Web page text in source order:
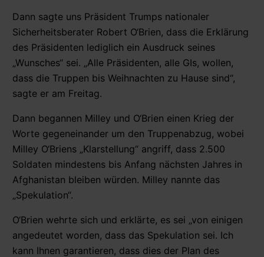
Dann sagte uns Präsident Trumps nationaler
Sicherheitsberater Robert O‘Brien, dass die Erklärung
des Präsidenten lediglich ein Ausdruck seines
„Wunsches“ sei. „Alle Präsidenten, alle GIs, wollen,
dass die Truppen bis Weihnachten zu Hause sind“,
sagte er am Freitag.
Dann begannen Milley und O‘Brien einen Krieg der
Worte gegeneinander um den Truppenabzug, wobei
Milley O‘Briens „Klarstellung“ angriff, dass 2.500
Soldaten mindestens bis Anfang nächsten Jahres in
Afghanistan bleiben würden. Milley nannte das
„Spekulation“.
O‘Brien wehrte sich und erklärte, es sei „von einigen
angedeutet worden, dass das Spekulation sei. Ich
kann Ihnen garantieren, dass dies der Plan des